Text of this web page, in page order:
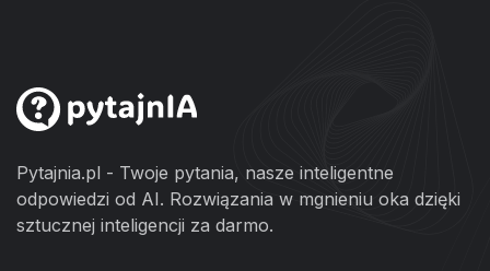
Pytajnia.pl - Twoje pytania, nasze inteligentne
odpowiedzi od AI. Rozwiązania w mgnieniu oka dzięki
sztucznej inteligencji za darmo.